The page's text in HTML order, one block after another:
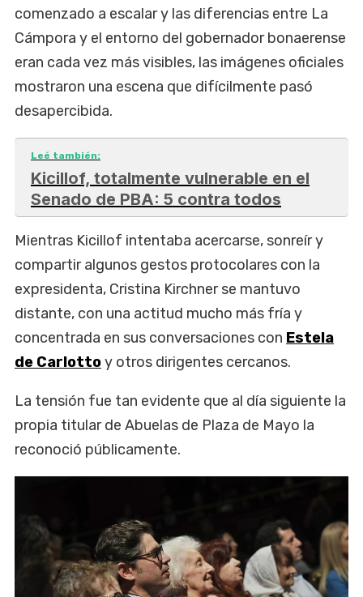
comenzado a escalar y las diferencias entre La
Cámpora y el entorno del gobernador bonaerense
eran cada vez más visibles, las imágenes oficiales
mostraron una escena que difícilmente pasó
desapercibida.
Leé también:
Kicillof, totalmente vulnerable en el
Senado de PBA: 5 contra todos
Mientras Kicillof intentaba acercarse, sonreír y
compartir algunos gestos protocolares con la
expresidenta, Cristina Kirchner se mantuvo
distante, con una actitud mucho más fría y
concentrada en sus conversaciones con Estela
de Carlottoy otros dirigentes cercanos.
La tensión fue tan evidente que al día siguiente la
propia titular de Abuelas de Plaza de Mayo la
reconoció públicamente.